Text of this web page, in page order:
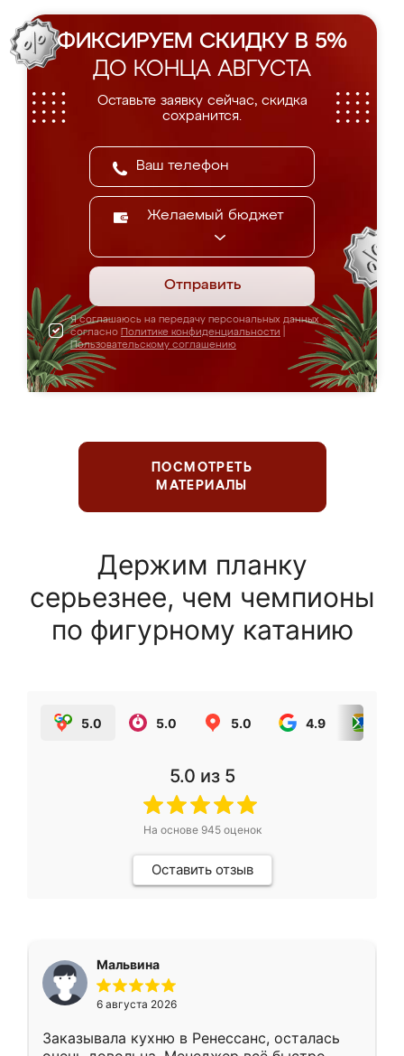
ФИКСИРУЕМ СКИДКУ В 5%
ДО КОНЦА АВГУСТА
Оставьте заявку сейчас, скидка
сохранится.
Желаемый бюджет
Отправить
Я соглашаюсь на передачу персональных данных
согласно Политике конфиденциальности
Пользовательскому соглашению
ПОСМОТРЕТЬ
МАТЕРИАЛЫ
Держим планку
серьезнее, чем чемпионы
по фигурному катанию
5.0 5.0 5.0 4.9
5.0 из 5
На основе 945оценок
Оставить отзыв
Мальвина
6 августа 2026
Заказывала кухню в Ренессанс, осталась